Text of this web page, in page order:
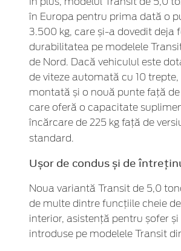
în Europa pentru prima dată o
3.500 kg, care și-a dovedit deja
durabilitatea pe modelele
de Nord. Dacă vehiculul este
de viteze automată cu 10 trepte,
montată și o nouă punte față de
care oferă o capacitate
încărcare de 225 kg față de
standard.
Ușor de condus și de
Noua variantă Transit de 5,0
de multe dintre funcțiile cheie
interior, asistență pentru șofer
introduse pe modelele Transit